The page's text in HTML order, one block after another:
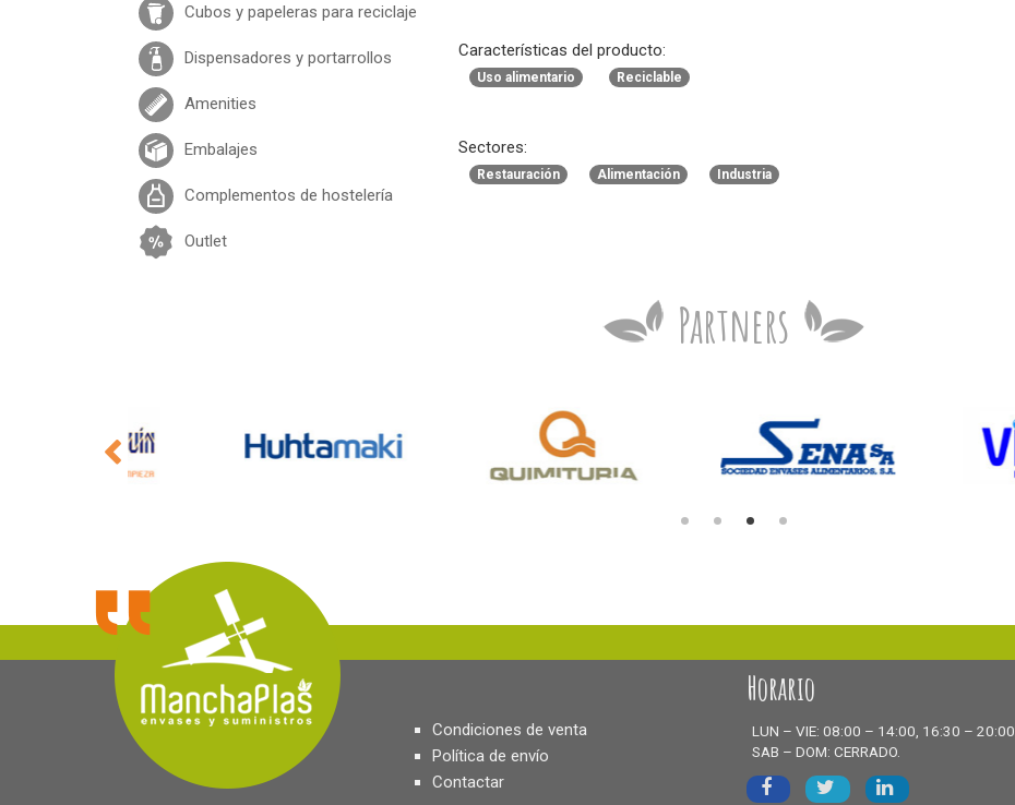
Cubos y papeleras para reciclaje
Dispensadores y portarrollos
Amenities
Embalajes
Complementos de hostelería
Outlet
Características del producto:
Uso alimentario Reciclable
Sectores:
Restauración Alimentación Industria
Partners
Condiciones de venta
Política de envío
Contactar
Horario
LUN – VIE: 08:00 – 14:00, 16:30 – 20:00
SAB – DOM: CERRADO.